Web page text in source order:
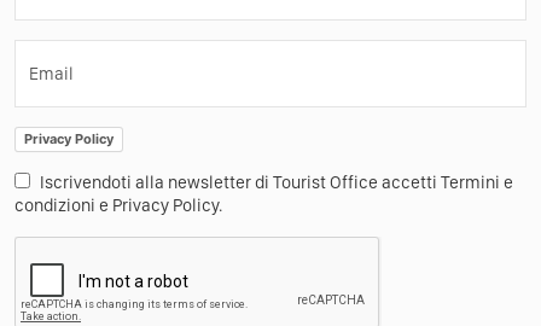
Email
Privacy Policy
Iscrivendoti alla newsletter di Tourist Office accetti Termini e
condizioni e Privacy Policy.